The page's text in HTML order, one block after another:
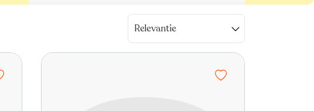
Relevantie